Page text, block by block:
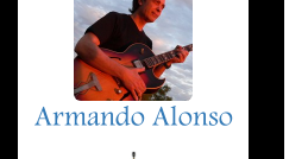
Armando Alonso